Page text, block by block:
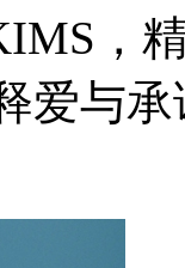
，
爱与承